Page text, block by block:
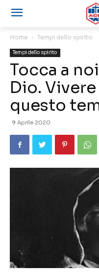
Home Tempi dello spirito
Tempi dello spirito
Tocca a
Dio. Vivere
questo
9 Aprile 2020